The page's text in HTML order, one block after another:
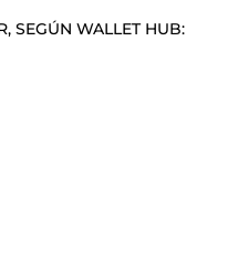
SEGÚN WALLET HUB: